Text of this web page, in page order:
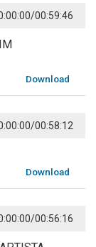
/00:59:46
Download
/00:58:12
Download
/00:56:16